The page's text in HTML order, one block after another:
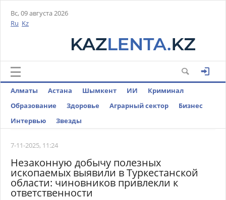
Вс, 09 августа 2026
Ru Kz
Алматы Астана Шымкент ИИ
Криминал
Образование
Здоровье Аграрный сектор
Бизнес
Интервью
Звезды
7-11-2025, 11:24
Незаконную добычу полезных
ископаемых выявили в Туркестанской
области: чиновников привлекли к
ответственности